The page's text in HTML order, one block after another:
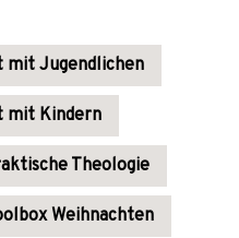
Jugendlichen
mit Kindern
Theologie
Weihnachten